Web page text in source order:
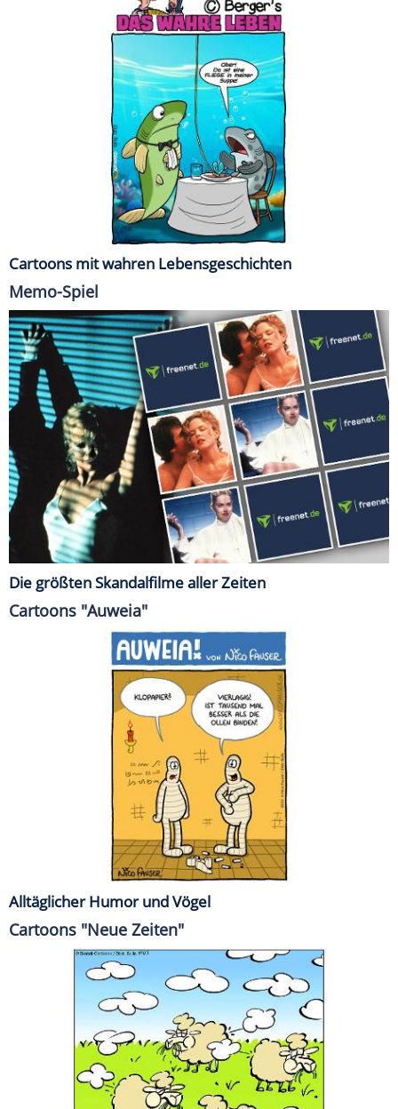
Cartoons mit wahren Lebensgeschichten
Memo-Spiel
Die größten Skandalfilme aller Zeiten
Cartoons "Auweia"
Alltäglicher Humor und Vögel
Cartoons "Neue Zeiten"